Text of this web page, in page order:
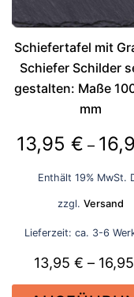
auf
der
werden
Schiefertafel mit
Schiefer Schilder
gestalten: Maße
mm
13,95 € –
Enthält 19% MwSt.
zzgl.Versand
Lieferzeit: ca. 3-6
13,95€ –